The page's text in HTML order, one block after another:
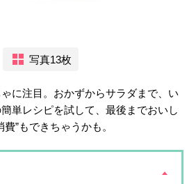
写真13枚
に注目。おかずからサラダまで、い
単レシピを試して、最後までおいし
”もできちゃうかも。